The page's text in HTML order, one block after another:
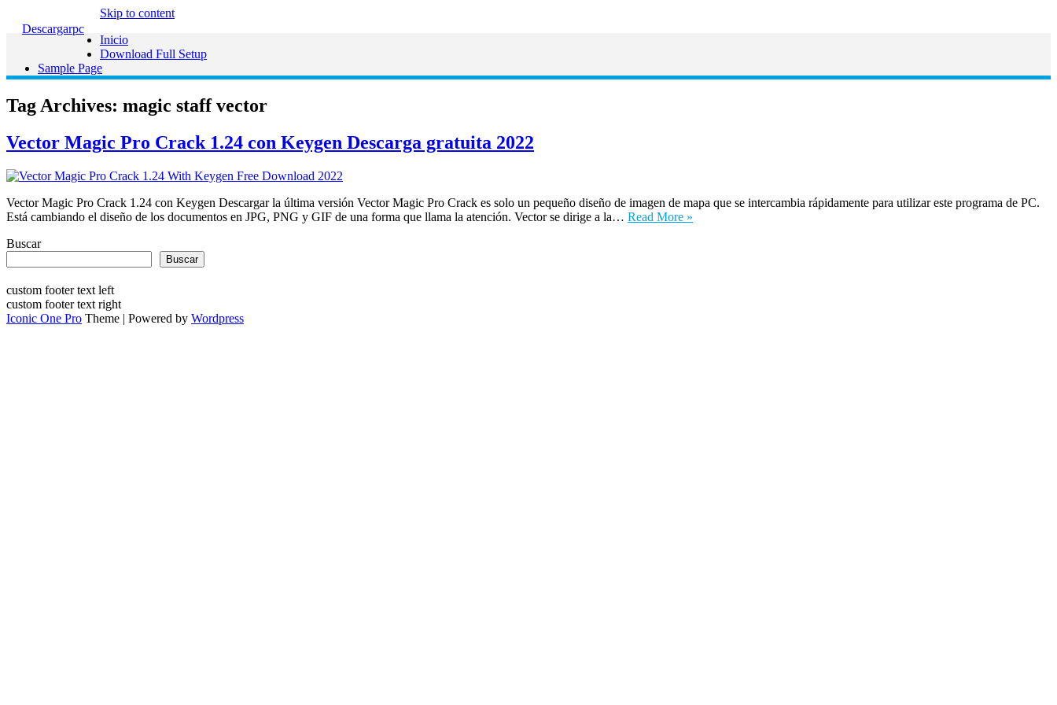
Descargarpc
Skip to content
Inicio
Download Full Setup
Sample Page
Tag Archives: magic staff vector
Vector Magic Pro Crack 1.24 con Keygen Descarga gratuita 2022
Vector Magic Pro Crack 1.24 con Keygen Descargar la última versión Vector Magic Pro Crack es solo un pequeño diseño de imagen de mapa que se intercambia rápidamente para utilizar este programa de PC.
Está cambiando el diseño de los documentos en JPG, PNG y GIF de una forma que llama la atención. Vector se dirige a la… Read More »
Buscar
Buscar
custom footer text left
custom footer text right
Iconic One Pro Theme | Powered by Wordpress